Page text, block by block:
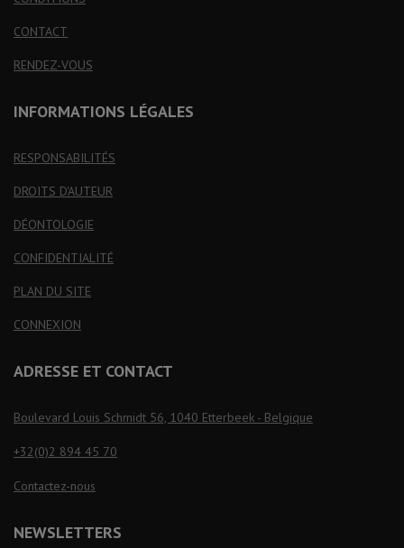
CONTACT
RENDEZ-VOUS
INFORMATIONS LÉGALES
RESPONSABILITÉS
DROITS D'AUTEUR
DÉONTOLOGIE
CONFIDENTIALITÉ
PLAN DU SITE
CONNEXION
ADRESSE ET CONTACT
Boulevard Louis Schmidt 56, 1040 Etterbeek - Belgique
+32(0)2 894 45 70
Contactez-nous
NEWSLETTERS